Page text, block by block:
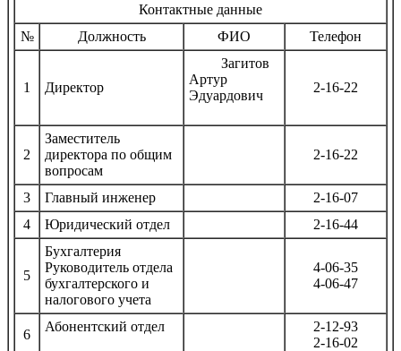
Контактные данные
№
Должность ФИО Телефон
1 Директор
Загитов
Артур
Эдуардович
2-16-22
2
Заместитель
директора по общим
вопросам
2-16-22
3 Главный инженер
2-16-07
4
Юридический отдел 2-16-44
5
Бухгалтерия
Руководитель отдела
бухгалтерского и
налогового учета
4-06-35
4-06-47
6
Абонентский отдел
2-12-93
2-16-02